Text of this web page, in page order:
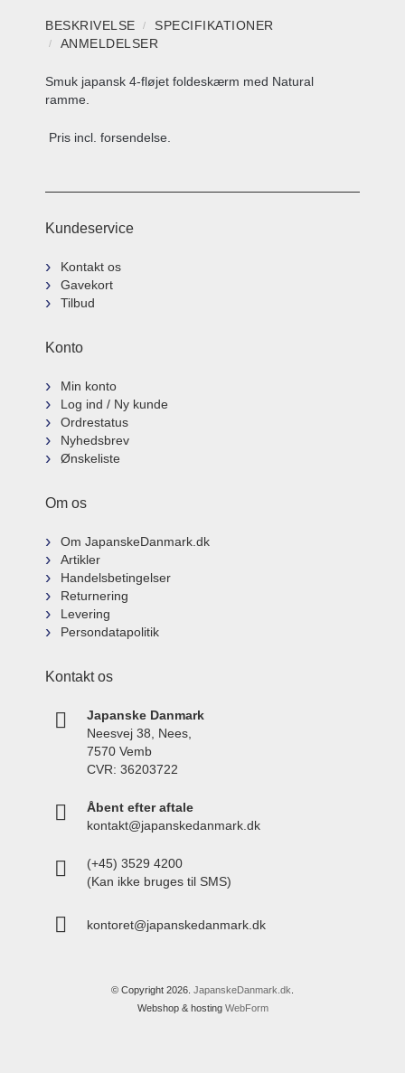
BESKRIVELSE
SPECIFIKATIONER
ANMELDELSER
Smuk japansk 4-fløjet foldeskærm med Natural
ramme.
Pris incl. forsendelse.
Kundeservice
Kontakt os
Gavekort
Tilbud
Konto
Min konto
Log ind / Ny kunde
Ordrestatus
Nyhedsbrev
Ønskeliste
Om os
Om JapanskeDanmark.dk
Artikler
Handelsbetingelser
Returnering
Levering
Persondatapolitik
Kontakt os
Japanske Danmark
Neesvej 38, Nees,
7570 Vemb
CVR: 36203722
Åbent efter aftale
kontakt@japanskedanmark.dk
(+45) 3529 4200
(Kan ikke bruges til SMS)
kontoret@japanskedanmark.dk
© Copyright 2026. JapanskeDanmark.dk
Webshop & hosting WebForm